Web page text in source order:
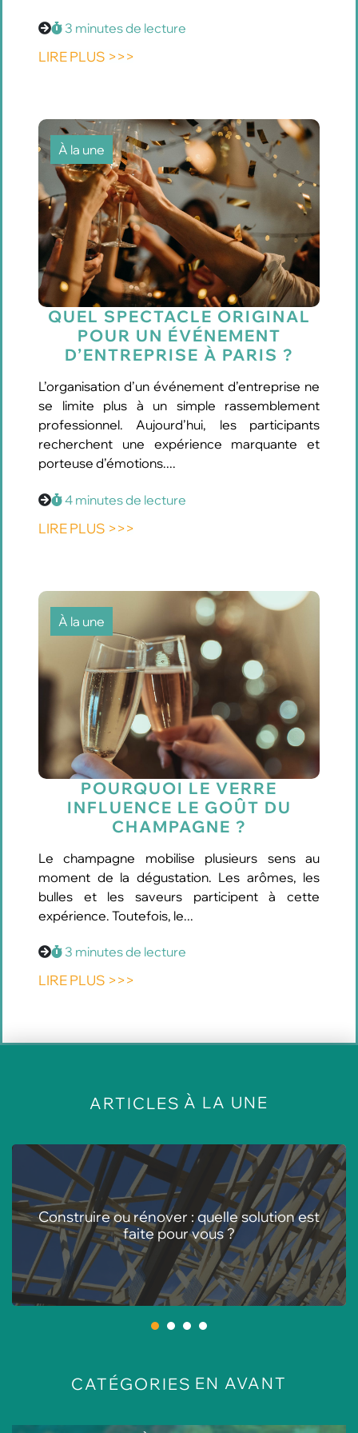
3 minutes de lecture
LIRE PLUS >>>
À la une
QUEL SPECTACLE ORIGINAL
POUR UN ÉVÉNEMENT
D’ENTREPRISE À PARIS ?
L’organisation d’un événement d’entreprise ne
se limite plus à un simple rassemblement
professionnel. Aujourd’hui, les participants
recherchent une expérience marquante et
porteuse d’émotions....
4 minutes de lecture
LIRE PLUS >>>
À la une
POURQUOI LE VERRE
INFLUENCE LE GOÛT DU
CHAMPAGNE ?
Le champagne mobilise plusieurs sens au
moment de la dégustation. Les arômes, les
bulles et les saveurs participent à cette
expérience. Toutefois, le...
3 minutes de lecture
LIRE PLUS >>>
ARTICLES À LA UNE
Les meilleures animations pour centres de
loisirs en été
CATÉGORIES EN AVANT